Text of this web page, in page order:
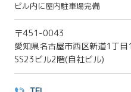
ビル内に屋内駐車場完備
〒451-0043
愛知県名古屋市西区新道1丁
SS23ビル2階(自社ビル)